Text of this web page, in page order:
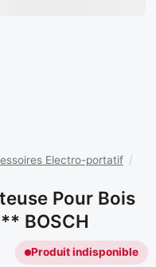
Electro-portatif /
Pour Bois
BOSCH
Produit indisponible